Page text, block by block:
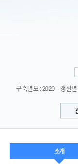
AI 개발지원
구축년도 : 2020 갱신
소개